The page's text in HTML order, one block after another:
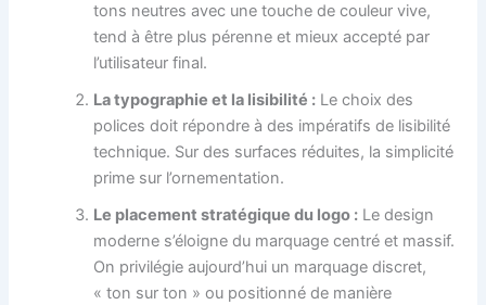
tons neutres avec une touche de couleur vive,
tend à être plus pérenne et mieux accepté par
l’utilisateur final.
La typographie et la lisibilité : Le choix des
polices doit répondre à des impératifs de lisibilité
technique. Sur des surfaces réduites, la simplicité
prime sur l’ornementation.
Le placement stratégique du logo : Le design
moderne s’éloigne du marquage centré et massif.
On privilégie aujourd’hui un marquage discret,
« ton sur ton » ou positionné de manière